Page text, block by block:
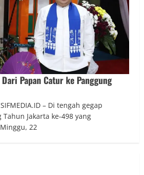
Papan Catur ke Panggung
– Di tengah gegap
Jakarta ke-498 yang
22